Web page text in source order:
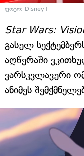
ფოტო: Disney+
Star Wars:
გასულ
აღწერაში
ვარსკვლავური
ანიმეს